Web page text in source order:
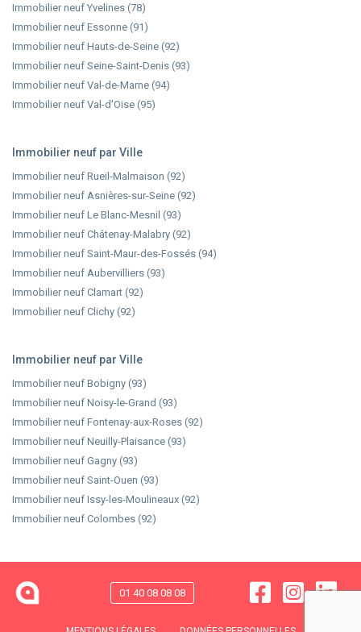
Immobilier neuf Yvelines (78)
Immobilier neuf Essonne (91)
Immobilier neuf Hauts-de-Seine (92)
Immobilier neuf Seine-Saint-Denis (93)
Immobilier neuf Val-de-Marne (94)
Immobilier neuf Val-d'Oise (95)
Immobilier neuf par Ville
Immobilier neuf Rueil-Malmaison (92)
Immobilier neuf Asnières-sur-Seine (92)
Immobilier neuf Le Blanc-Mesnil (93)
Immobilier neuf Châtenay-Malabry (92)
Immobilier neuf Saint-Maur-des-Fossés (94)
Immobilier neuf Aubervilliers (93)
Immobilier neuf Clamart (92)
Immobilier neuf Clichy (92)
Immobilier neuf par Ville
Immobilier neuf Bobigny (93)
Immobilier neuf Noisy-le-Grand (93)
Immobilier neuf Fontenay-aux-Roses (92)
Immobilier neuf Neuilly-Plaisance (93)
Immobilier neuf Gagny (93)
Immobilier neuf Saint-Ouen (93)
Immobilier neuf Issy-les-Moulineaux (92)
Immobilier neuf Colombes (92)
01 40 08 08 08